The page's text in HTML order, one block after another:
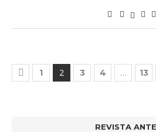
1 2 3 4 … 13
REVISTA